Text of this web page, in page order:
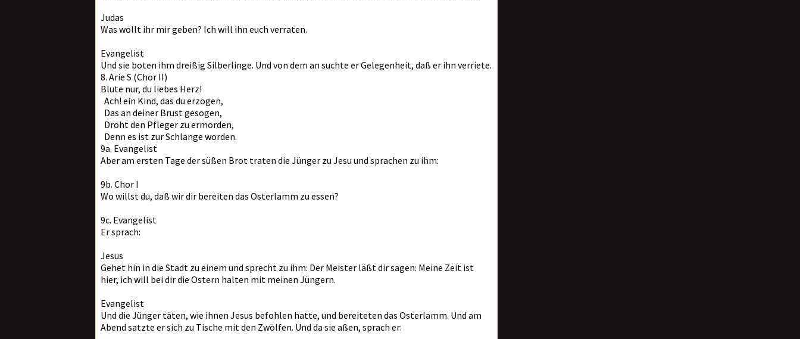
Judas
Was wollt ihr mir geben? Ich will ihn euch verraten.
Evangelist
Und sie boten ihm dreißig Silberlinge. Und von dem an suchte er Gelegenheit, daß er ihn verriete.
8. Arie S (Chor II)
Blute nur, du liebes Herz!
Ach! ein Kind, das du erzogen,
Das an deiner Brust gesogen,
Droht den Pfleger zu ermorden,
Denn es ist zur Schlange worden.
9a. Evangelist
Aber am ersten Tage der süßen Brot traten die Jünger zu Jesu und sprachen zu ihm:
9b. Chor I
Wo willst du, daß wir dir bereiten das Osterlamm zu essen?
9c. Evangelist
Er sprach:
Jesus
Gehet hin in die Stadt zu einem und sprecht zu ihm: Der Meister läßt dir sagen: Meine Zeit ist
hier, ich will bei dir die Ostern halten mit meinen Jüngern.
Evangelist
Und die Jünger täten, wie ihnen Jesus befohlen hatte, und bereiteten das Osterlamm. Und am
Abend satzte er sich zu Tische mit den Zwölfen. Und da sie aßen, sprach er: